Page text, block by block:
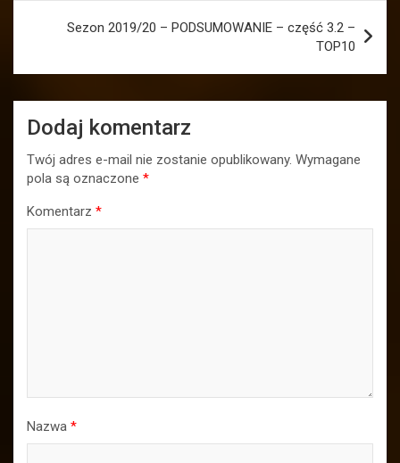
Sezon 2019/20 – PODSUMOWANIE – część 3.2 –
TOP10
Dodaj komentarz
Twój adres e-mail nie zostanie opublikowany. Wymagane
pola są oznaczone *
Komentarz *
Nazwa *